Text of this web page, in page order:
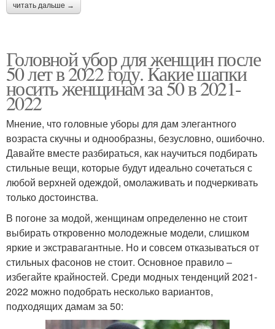
читать дальше →
Головной убор для женщин после
50 лет в 2022 году. Какие шапки
носить женщинам за 50 в 2021-
2022
Мнение, что головные уборы для дам элегантного
возраста скучны и однообразны, безусловно, ошибочно.
Давайте вместе разбираться, как научиться подбирать
стильные вещи, которые будут идеально сочетаться с
любой верхней одеждой, омолаживать и подчеркивать
только достоинства.
В погоне за модой, женщинам определенно не стоит
выбирать откровенно молодежные модели, слишком
яркие и экстравагантные. Но и совсем отказываться от
стильных фасонов не стоит. Основное правило –
избегайте крайностей. Среди модных тенденций 2021-
2022 можно подобрать несколько вариантов,
подходящих дамам за 50: